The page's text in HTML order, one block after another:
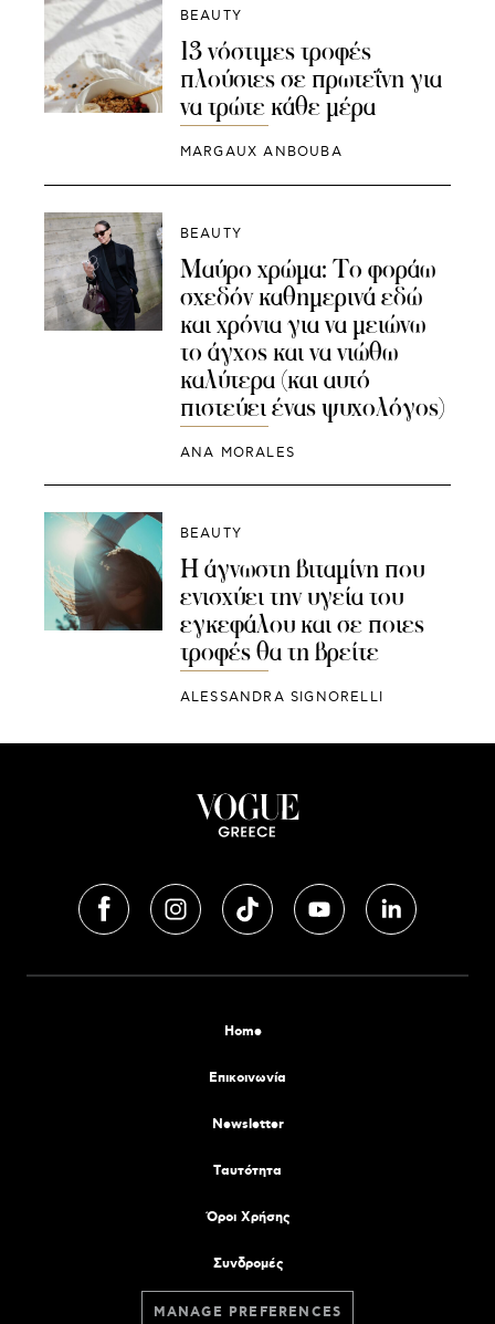
BEAUTY
13 νόστιμες τροφές
πλούσιες σε πρωτεΐνη για
να τρώτε κάθε μέρα
MARGAUX ANBOUBA
BEAUTY
Μαύρο χρώμα: Το φοράω
σχεδόν καθημερινά εδώ
και χρόνια για να μειώνω
το άγχος και να νιώθω
καλύτερα (και αυτό
πιστεύει ένας ψυχολόγος)
ANA MORALES
BEAUTY
Η άγνωστη βιταμίνη που
ενισχύει την υγεία του
εγκεφάλου και σε ποιες
τροφές θα τη βρείτε
ALESSANDRA SIGNORELLI
Home
Επικοινωνία
Newsletter
Tαυτότητα
Όροι Χρήσης
Συνδρομές
MANAGE PREFERENCES